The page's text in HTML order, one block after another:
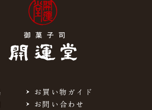
お買い物ガイド
お問い合わせ